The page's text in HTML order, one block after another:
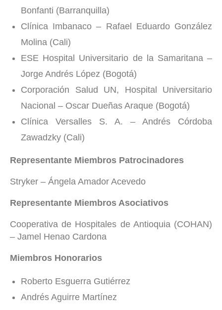
Bonfanti (Barranquilla)
Clínica Imbanaco – Rafael Eduardo González
Molina (Cali)
ESE Hospital Universitario de la Samaritana –
Jorge Andrés López (Bogotá)
Corporación Salud UN, Hospital Universitario
Nacional – Oscar Dueñas Araque (Bogotá)
Clínica Versalles S. A. – Andrés Córdoba
Zawadzky (Cali)
Representante Miembros Patrocinadores
Stryker – Ángela Amador Acevedo
Representante Miembros Asociativos
Cooperativa de Hospitales de Antioquia (COHAN)
– Jamel Henao Cardona
Miembros Honorarios
Roberto Esguerra Gutiérrez
Andrés Aguirre Martínez